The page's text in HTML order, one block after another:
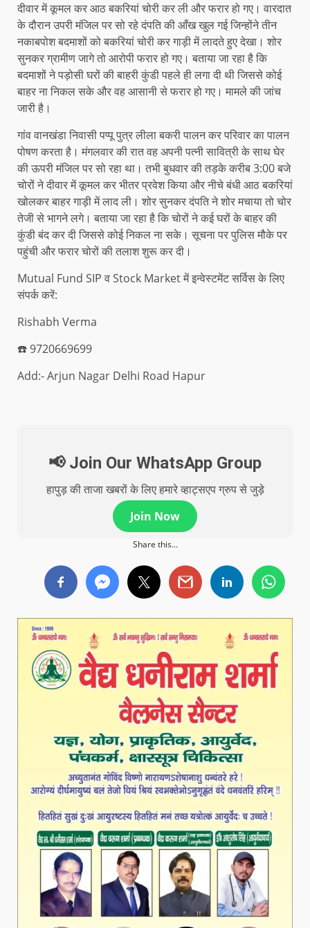
दीवार में कूमल कर आठ बकरियां चोरी कर ली और फरार हो गए। वारदात
के दौरान उपरी मंजिल पर सो रहे दंपति की आँख खुल गई जिन्होंने तीन
नकाबपोश बदमाशों को बकरियां चोरी कर गाड़ी में लादते हुए देखा। शोर
सुनकर ग्रामीण जागे तो आरोपी फरार हो गए। बताया जा रहा है कि
बदमाशों ने पड़ोसी घरों की बाहरी कुंडी पहले ही लगा दी थी जिससे कोई
बाहर ना निकल सके और वह आसानी से फरार हो गए। मामले की जांच
जारी है।
गांव वानखंडा निवासी पप्पू पुत्र लीला बकरी पालन कर परिवार का पालन
पोषण करता है। मंगलवार की रात वह अपनी पत्नी सावित्री के साथ घेर
की ऊपरी मंजिल पर सो रहा था। तभी बुधवार की तड़के करीब 3:00 बजे
चोरों ने दीवार में कूमल कर भीतर प्रवेश किया और नीचे बंधी आठ बकरियां
खोलकर बाहर गाड़ी में लाद ली। शोर सुनकर दंपति ने शोर मचाया तो चोर
तेजी से भागने लगे। बताया जा रहा है कि चोरों ने कई घरों के बाहर की
कुंडी बंद कर दी जिससे कोई निकल ना सके। सूचना पर पुलिस मौके पर
पहुंची और फरार चोरों की तलाश शुरू कर दी।
Mutual Fund SIP व Stock Market में इन्वेस्टमेंट सर्विस के लिए
संपर्क करें:
Rishabh Verma
☎️ 9720669699
Add:- Arjun Nagar Delhi Road Hapur
📢 Join Our WhatsApp Group
हापुड़ की ताजा खबरों के लिए हमारे व्हाट्सएप ग्रुप से जुड़े
Join Now
Share this...